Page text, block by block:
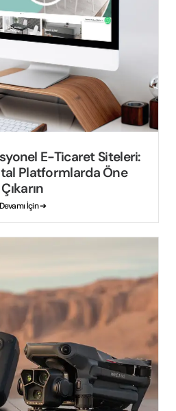
E-Ticaret Siteleri:
Platformlarda Öne
Çıkarın
Devamı İçin ➔